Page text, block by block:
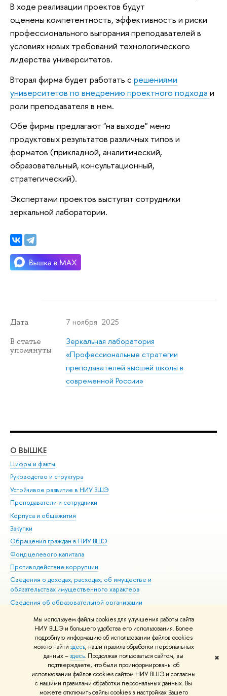
Мы используем файлы cookies для улучшения работы сайта
НИУ ВШЭ и большего удобства его использования. Более
подробную информацию об использовании файлов cookies
можно найти здесь, наши правила обработки персональных
данных –здесь. Продолжая пользоваться сайтом, вы
подтверждаете, что были проинформированы об
использовании файлов cookies сайтом НИУ ВШЭ и согласны
с нашими правилами обработки персональных данных. Вы
можете отключить файлы cookies в настройках Вашего
✖
В ходе реализации проектов будут
оценены компетентность, эффективность и риски
профессионального выгорания преподавателей в
условиях новых требований технологического
лидерства университетов.
Вторая фирма будет работать с решениями
университетов по внедрению проектного подхода и
роли преподавателя в нем.
Обе фирмы предлагают "на выходе" меню
продуктовых результатов различных типов и
форматов (прикладной, аналитический,
образовательный, консультационный,
стратегический).
Экспертами проектов выступят сотрудники
зеркальной лаборатории.
Дата 7 ноября 2025
В статье
упомянуты
Зеркальная лаборатория
«Профессиональные стратегии
преподавателей высшей школы в
современной России»
О ВЫШКЕ
Цифры и факты
Руководство и структура
Устойчивое развитие в НИУ ВШЭ
Преподаватели и сотрудники
Корпуса и общежития
Закупки
Обращения граждан в НИУ ВШЭ
Фонд целевого капитала
Противодействие коррупции
Сведения о доходах, расходах, об имуществе и
обязательствах имущественного характера
Сведения об образовательной организации
Людям с ограниченными возможностями здоровья
Единая платежная страница
Работа в Вышке
© НИУ ВШЭ 1993–2026 Адреса и контакты Условия использования
материалов Политика конфиденциальности Карта сайта
Шрифты HSE Sans и HSE Slab разработаны вШколе дизайна НИУ ВШЭ